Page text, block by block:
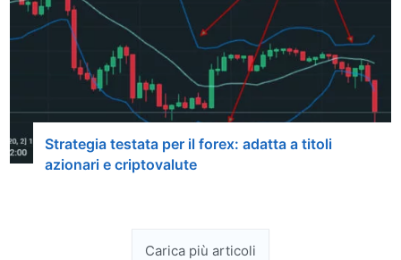
Strategia testata per il forex: adatta a titoli
azionari e criptovalute
Carica più articoli